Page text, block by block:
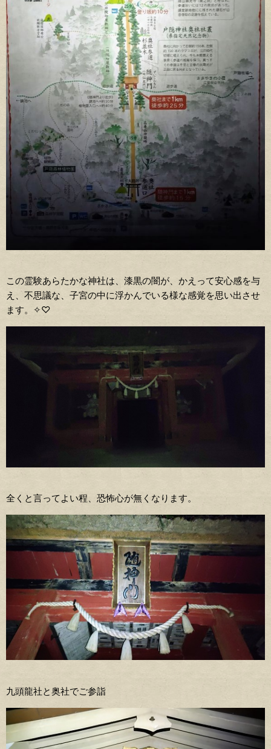
この霊験あらたかな神社は、漆黒の闇が、かえって安心感を与
え、不思議な、子宮の中に浮かんでいる様な感覚を思い出させ
ます。✧♡
全くと言ってよい程、恐怖心が無くなります。
九頭龍社と奥社でご参詣